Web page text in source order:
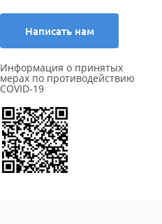
Написать нам
Информация о принятых
мерах по противодействию
COVID-19